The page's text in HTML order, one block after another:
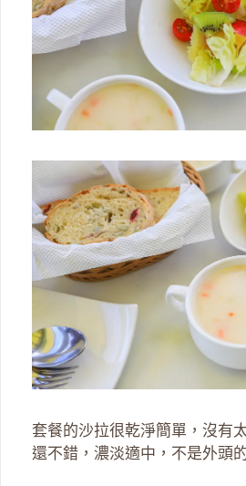
套餐的沙拉很乾淨簡單，沒有
還不錯，濃淡適中，不是外頭